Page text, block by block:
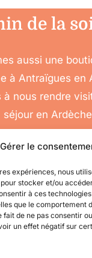
Gérer le
expériences, nous
stocker et/ou
à ces
que le comportement
fait de ne pas consentir
un effet négatif sur
de la
aussi une
à Antraïgues en
à nous rendre
séjour en